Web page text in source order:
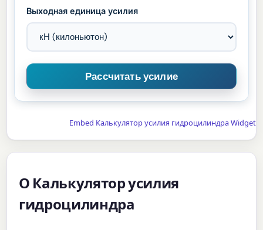
Выходная единица усилия
Embed Калькулятор усилия гидроцилиндра Widget
О Калькулятор усилия
гидроцилиндра